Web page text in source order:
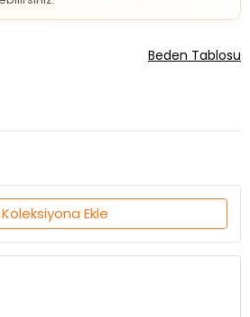
Koleksiyona Ekle